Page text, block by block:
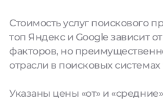
Стоимость услуг поискового
топ Яндекс и Google зависит
факторов, но
отрасли в поисковых
Указаны цены «от» и